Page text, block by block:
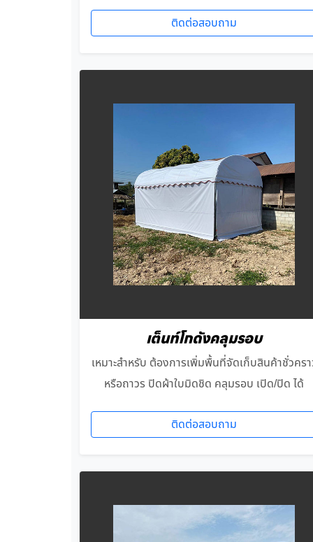
ติดต่อสอบถาม
เต็นท์โกดังคลุมรอบ
เหมาะสำหรับ ต้องการเพิ่มพื้นที่จัดเก็บสินค้าชั่วคร
หรือถาวร ปิดผ้าใบมิดชิด คลุมรอบ เปิด/ปิด ได้
ติดต่อสอบถาม